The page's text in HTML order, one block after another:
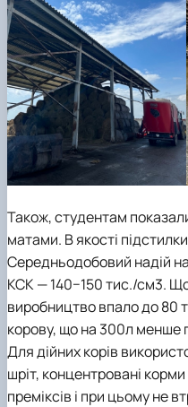
Також, студентам
матами. В якості
Середньодобовий надій
КСК — 140−150 тис./см3.
виробництво впало до 80
корову, що на 300л менше
Для дійних корів
шріт, концентровані
преміксів і при цьому не